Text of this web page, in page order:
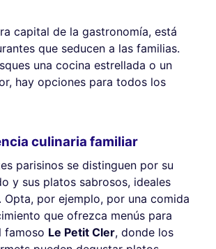
capital de la gastronomía, está
que seducen a las familias.
una cocina estrellada o un
hay opciones para todos los
culinaria familiar
parisinos se distinguen por su
y sus platos sabrosos, ideales
Opta, por ejemplo, por una comida
que ofrezca menús para
famoso Le Petit Cler, donde los